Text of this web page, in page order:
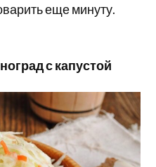
еще минуту.
с капустой